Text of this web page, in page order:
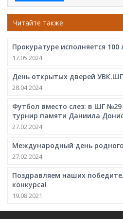
Читайте также
Прокуратуре исполняется 100
17.05.2024
День открытых дверей
28.04.2024
Футбол вместо слез: в ШГ №29
турнир памяти Даниила
27.02.2024
Международный день
27.02.2024
Поздравляем наших
конкурса!
19.08.2021